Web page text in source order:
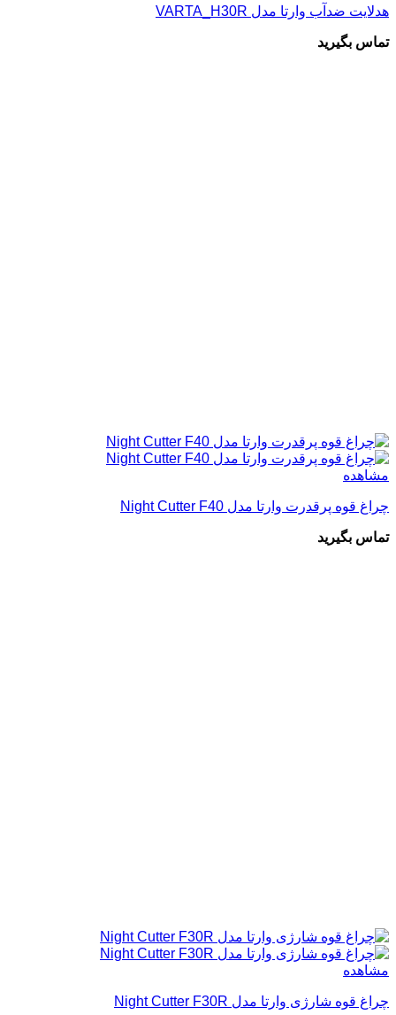
هدلایت ضدآب وارتا مدل VARTA_H30R
تماس بگیرید
مشاهده
چراغ قوه پرقدرت وارتا مدل Night Cutter F40
تماس بگیرید
مشاهده
چراغ قوه شارژی وارتا مدل Night Cutter F30R